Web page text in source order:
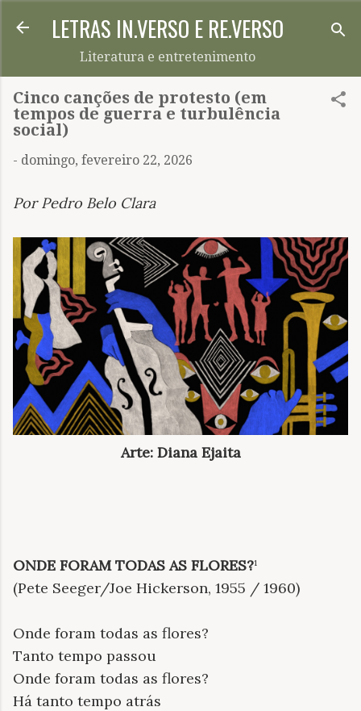
Pular para o conteúdo principal
LETRAS IN.VERSO E RE.VERSO
Literatura e entretenimento
Cinco canções de protesto (em
tempos de guerra e turbulência
social)
- domingo, fevereiro 22, 2026
Por Pedro Belo Clara
Arte: Diana Ejaita
ONDE FORAM TODAS AS FLORES?¹
(Pete Seeger/Joe Hickerson, 1955 / 1960)
Onde foram todas as flores?
Tanto tempo passou
Onde foram todas as flores?
Há tanto tempo atrás